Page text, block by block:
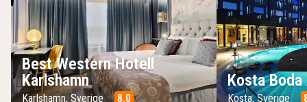
Best Western Hotell
Karlshamn
Karlshamn, Sverige 8.0
Kosta
Kosta, Sverige